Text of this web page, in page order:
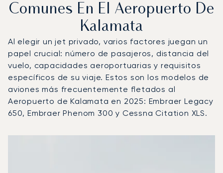
Comunes En El Aeropuerto De
Kalamata
Al elegir un jet privado, varios factores juegan un
papel crucial: número de pasajeros, distancia del
vuelo, capacidades aeroportuarias y requisitos
específicos de su viaje. Estos son los modelos de
aviones más frecuentemente fletados al
Aeropuerto de Kalamata en 2025: Embraer Legacy
650, Embraer Phenom 300 y Cessna Citation XLS.